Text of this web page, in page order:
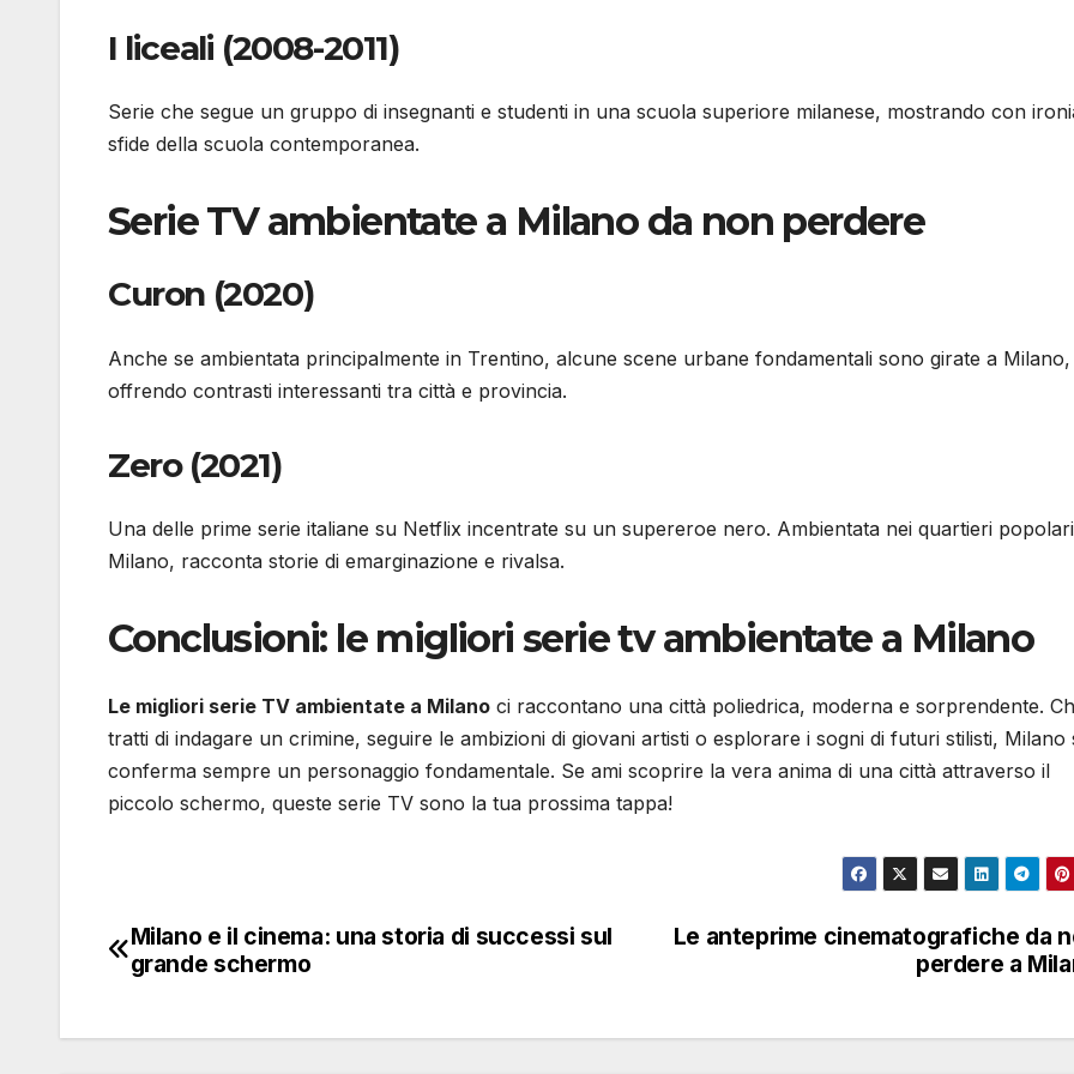
I liceali (2008-2011)
Serie che segue un gruppo di insegnanti e studenti in una scuola superiore milanese, mostrando con
sfide della scuola contemporanea.
Serie TV ambientate a Milano da non perdere
Curon (2020)
Anche se ambientata principalmente in Trentino, alcune scene urbane fondamentali sono girate a Milano,
offrendo contrasti interessanti tra città e provincia.
Zero (2021)
Una delle prime serie italiane su Netflix incentrate su un supereroe nero. Ambientata nei quartieri
Milano, racconta storie di emarginazione e rivalsa.
Conclusioni: le migliori serie tv ambientate a Milano
Le migliori serie TV ambientate a Milano ci raccontano una città poliedrica, moderna e sorprendente.
tratti di indagare un crimine, seguire le ambizioni di giovani artisti o esplorare i sogni di futuri stilisti, Milano
conferma sempre un personaggio fondamentale. Se ami scoprire la vera anima di una città attraverso il
piccolo schermo, queste serie TV sono la tua prossima tappa!
Navigazione
Le anteprime cinematografiche da
perdere a
Milano e il cinema: una storia di successi sul
grande schermo